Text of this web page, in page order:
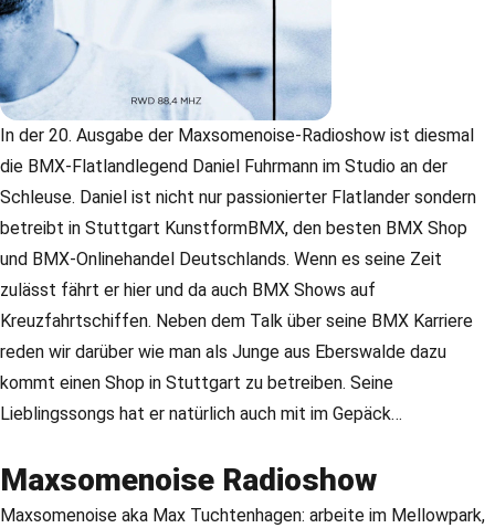
In der 20. Ausgabe der Maxsomenoise-Radioshow ist diesmal
die BMX-Flatlandlegend Daniel Fuhrmann im Studio an der
Schleuse. Daniel ist nicht nur passionierter Flatlander sondern
betreibt in Stuttgart KunstformBMX, den besten BMX Shop
und BMX-Onlinehandel Deutschlands. Wenn es seine Zeit
zulässt fährt er hier und da auch BMX Shows auf
Kreuzfahrtschiffen. Neben dem Talk über seine BMX Karriere
reden wir darüber wie man als Junge aus Eberswalde dazu
kommt einen Shop in Stuttgart zu betreiben. Seine
Lieblingssongs hat er natürlich auch mit im Gepäck…
Maxsomenoise Radioshow
Maxsomenoise aka Max Tuchtenhagen: arbeite im Mellowpark,